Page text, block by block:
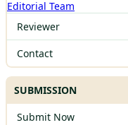
Editorial Team
Reviewer
Contact
SUBMISSION
Submit Now